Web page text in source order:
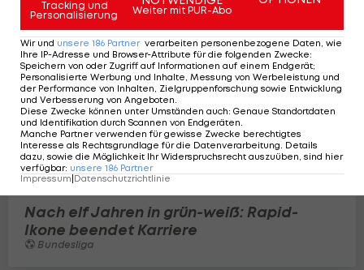
Nach elf Jahren in grün-weiß: Rapid-
Ikone beendet Karriere
Bundesliga
Tracking und
Personalisierung
Weiter mit PUR-Abo
Wir und unsere 186 Partner verarbeiten personenbezogene Daten, wie
Ihre IP-Adresse und Browser-Attribute für die folgenden Zwecke:
Speichern von oder Zugriff auf Informationen auf einem Endgerät;
Personalisierte Werbung und Inhalte, Messung von Werbeleistung und
der Performance von Inhalten, Zielgruppenforschung sowie Entwicklung
und Verbesserung von Angeboten.
Diese Zwecke können unter Umständen auch: Genaue Standortdaten
und Identifikation durch Scannen von Endgeräten.
Manche Partner verwenden für gewisse Zwecke berechtigtes
Interesse als Rechtsgrundlage für die Datenverarbeitung. Details
dazu, sowie die Möglichkeit Ihr Widerspruchsrecht auszuüben, sind hier
verfügbar: unsere 186 Partner
Impressum Datenschutzrichtlinie